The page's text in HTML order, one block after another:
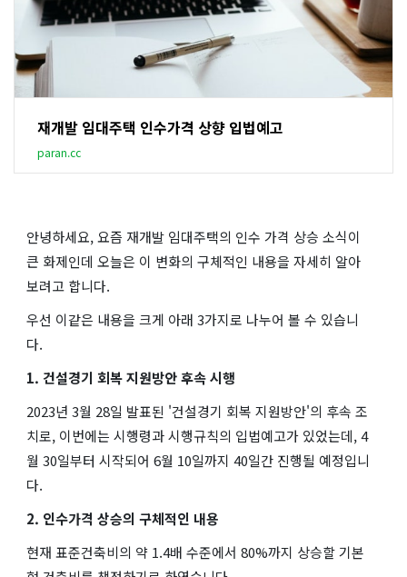
재개발 임대주택 인수가격 상향 입법예고
paran.cc
안녕하세요, 요즘 재개발 임대주택의 인수 가격 상승 소식이
큰 화제인데 오늘은 이 변화의 구체적인 내용을 자세히 알아
보려고 합니다.
우선 이같은 내용을 크게 아래 3가지로 나누어 볼 수 있습니
다.
1. 건설경기 회복 지원방안 후속 시행
2023년 3월 28일 발표된 '건설경기 회복 지원방안'의 후속 조
치로, 이번에는 시행령과 시행규칙의 입법예고가 있었는데, 4
월 30일부터 시작되어 6월 10일까지 40일간 진행될 예정입니
다.
2. 인수가격 상승의 구체적인 내용
현재 표준건축비의 약 1.4배 수준에서 80%까지 상승할 기본